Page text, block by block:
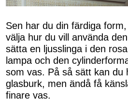
Sen har du din färdiga
välja hur du vill använda
sätta en ljusslinga i den
lampa och den
som vas. På så sätt kan du
glasburk, men ändå få
finare vas.